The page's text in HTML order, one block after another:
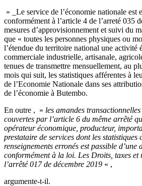
» _Le service de l’économie nationale est
conformément à l’article 4 de l’arreté 035
mesures d’approvisionnement et suivi du
que « toutes les personnes physiques ou
l’étendue du territoire national une activité
commerciale industrielle, artisanale,
tenues de transmettre mensuellement, au
mois qui suit, les statistiques afférentes à
de l’Economie Nationale dans ses
de l’économie à Butembo.
En outre , » les amandes
couvertes par l’article 6 du même arrêté
opérateur économique, producteur,
prestataire de services dont les statistiques
renseignements erronés est passible
conformément à la loi. Les Droits, taxes et
l’arrêté 017 de décembre 2019 « ,
argumente-t-il.